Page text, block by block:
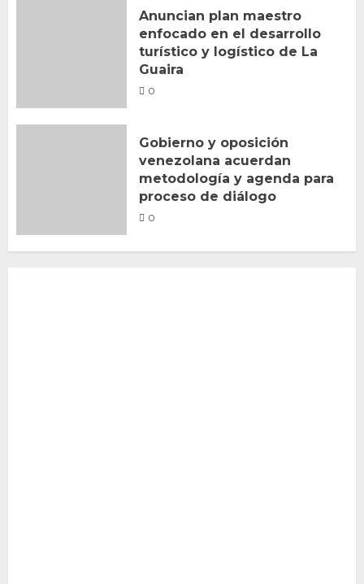
Anuncian plan maestro
enfocado en el desarrollo
turístico y logístico de La
Guaira
0
Gobierno y oposición
venezolana acuerdan
metodología y agenda para
proceso de diálogo
0